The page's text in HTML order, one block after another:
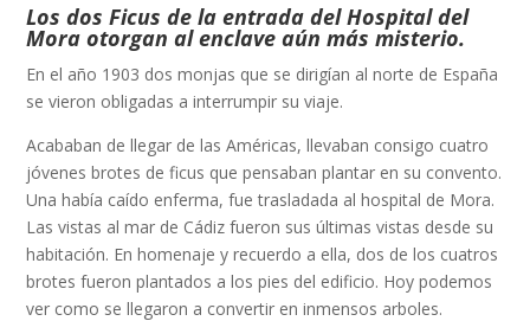
Los dos Ficus de la entrada del Hospital del
Mora otorgan al enclave aún más misterio.
En el año 1903 dos monjas que se dirigían al norte de España
se vieron obligadas a interrumpir su viaje.
Acababan de llegar de las Américas, llevaban consigo cuatro
jóvenes brotes de ficus que pensaban plantar en su convento.
Una había caído enferma, fue trasladada al hospital de Mora.
Las vistas al mar de Cádiz fueron sus últimas vistas desde su
habitación. En homenaje y recuerdo a ella, dos de los cuatros
brotes fueron plantados a los pies del edificio. Hoy podemos
ver como se llegaron a convertir en inmensos arboles.